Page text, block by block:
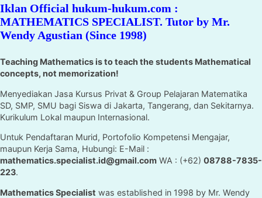
Iklan Official hukum-hukum.com :
MATHEMATICS SPECIALIST. Tutor by Mr.
Wendy Agustian (Since 1998)
Teaching Mathematics is to teach the students Mathematical
concepts, not memorization!
Menyediakan Jasa Kursus Privat & Group Pelajaran Matematika
SD, SMP, SMU bagi Siswa di Jakarta, Tangerang, dan Sekitarnya.
Kurikulum Lokal maupun Internasional.
Untuk Pendaftaran Murid, Portofolio Kompetensi Mengajar,
maupun Kerja Sama, Hubungi: E-Mail :
mathematics.specialist.id@gmail.com WA : (+62) 08788-7835-
223.
Mathematics Specialist was established in 1998 by Mr. Wendy